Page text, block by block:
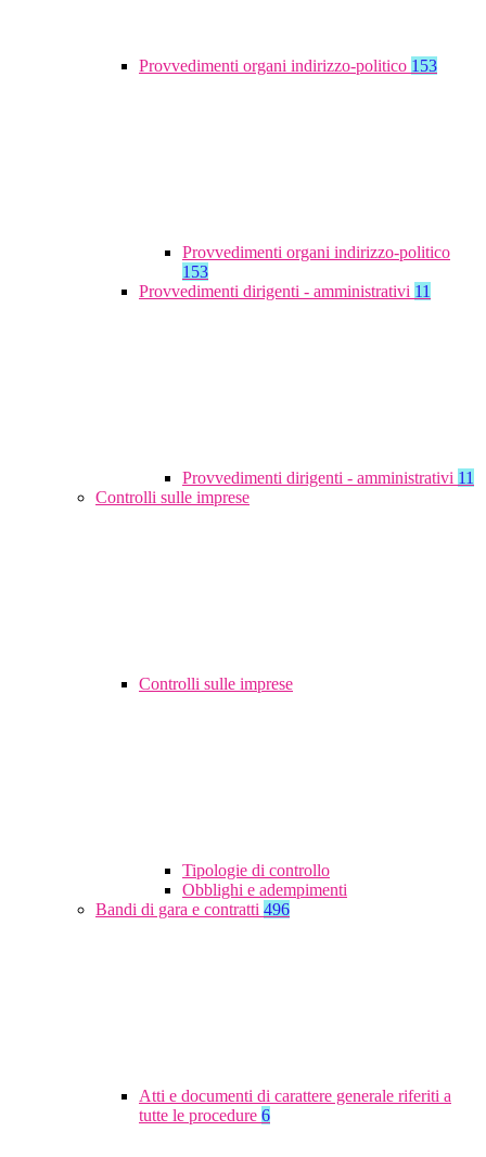
Provvedimenti organi indirizzo-politico 153
Provvedimenti organi indirizzo-politico
153
Provvedimenti dirigenti - amministrativi 11
Provvedimenti dirigenti - amministrativi 11
Controlli sulle imprese
Controlli sulle imprese
Tipologie di controllo
Obblighi e adempimenti
Bandi di gara e contratti 496
Atti e documenti di carattere generale riferiti a
tutte le procedure 6